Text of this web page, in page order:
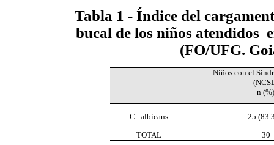
Tabla 1 - Índice del
bucal de los niños atendidos
(FO/UFG.
Niños con el
n (%)
C. albicans
25
TOTAL
30